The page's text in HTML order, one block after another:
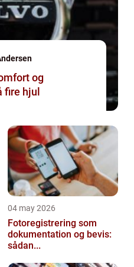
og
fire hjul
04 may 2026
Fotoregistrering som
dokumentation og bevis:
sådan...